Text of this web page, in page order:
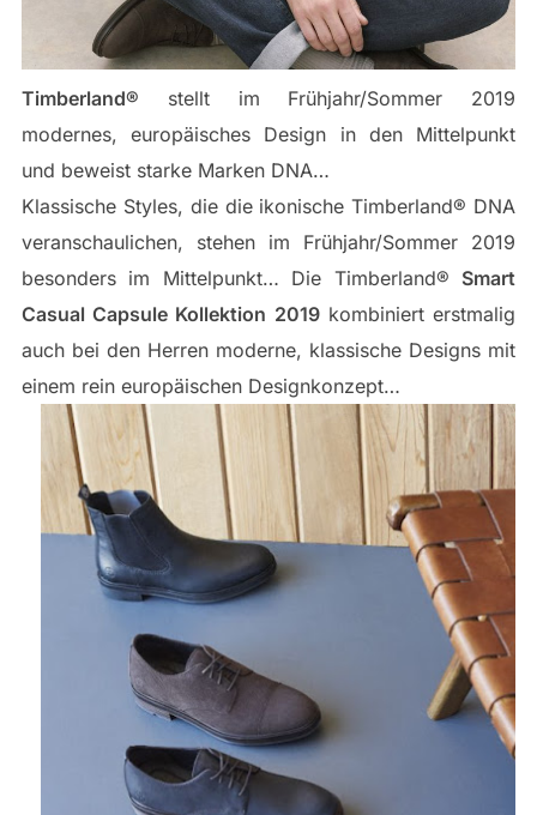
Timberland® stellt im Frühjahr/Sommer 2019
modernes, europäisches Design in den Mittelpunkt
und beweist starke Marken DNA…
Klassische Styles, die die ikonische Timberland® DNA
veranschaulichen, stehen im Frühjahr/Sommer 2019
besonders im Mittelpunkt… Die Timberland® Smart
Casual Capsule Kollektion 2019kombiniert erstmalig
auch bei den Herren moderne, klassische Designs mit
einem rein europäischen Designkonzept…